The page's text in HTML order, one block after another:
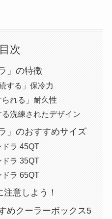
目次
」の特徴
する」保冷力
られる」耐久性
洗練されたデザイン
」のおすすめサイズ
ラ 45QT
ラ 35QT
ラ 65QT
注意しよう！
めクーラーボックス5